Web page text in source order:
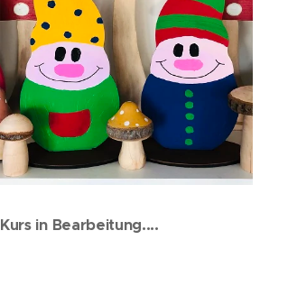
Kurs in Bearbeitung....